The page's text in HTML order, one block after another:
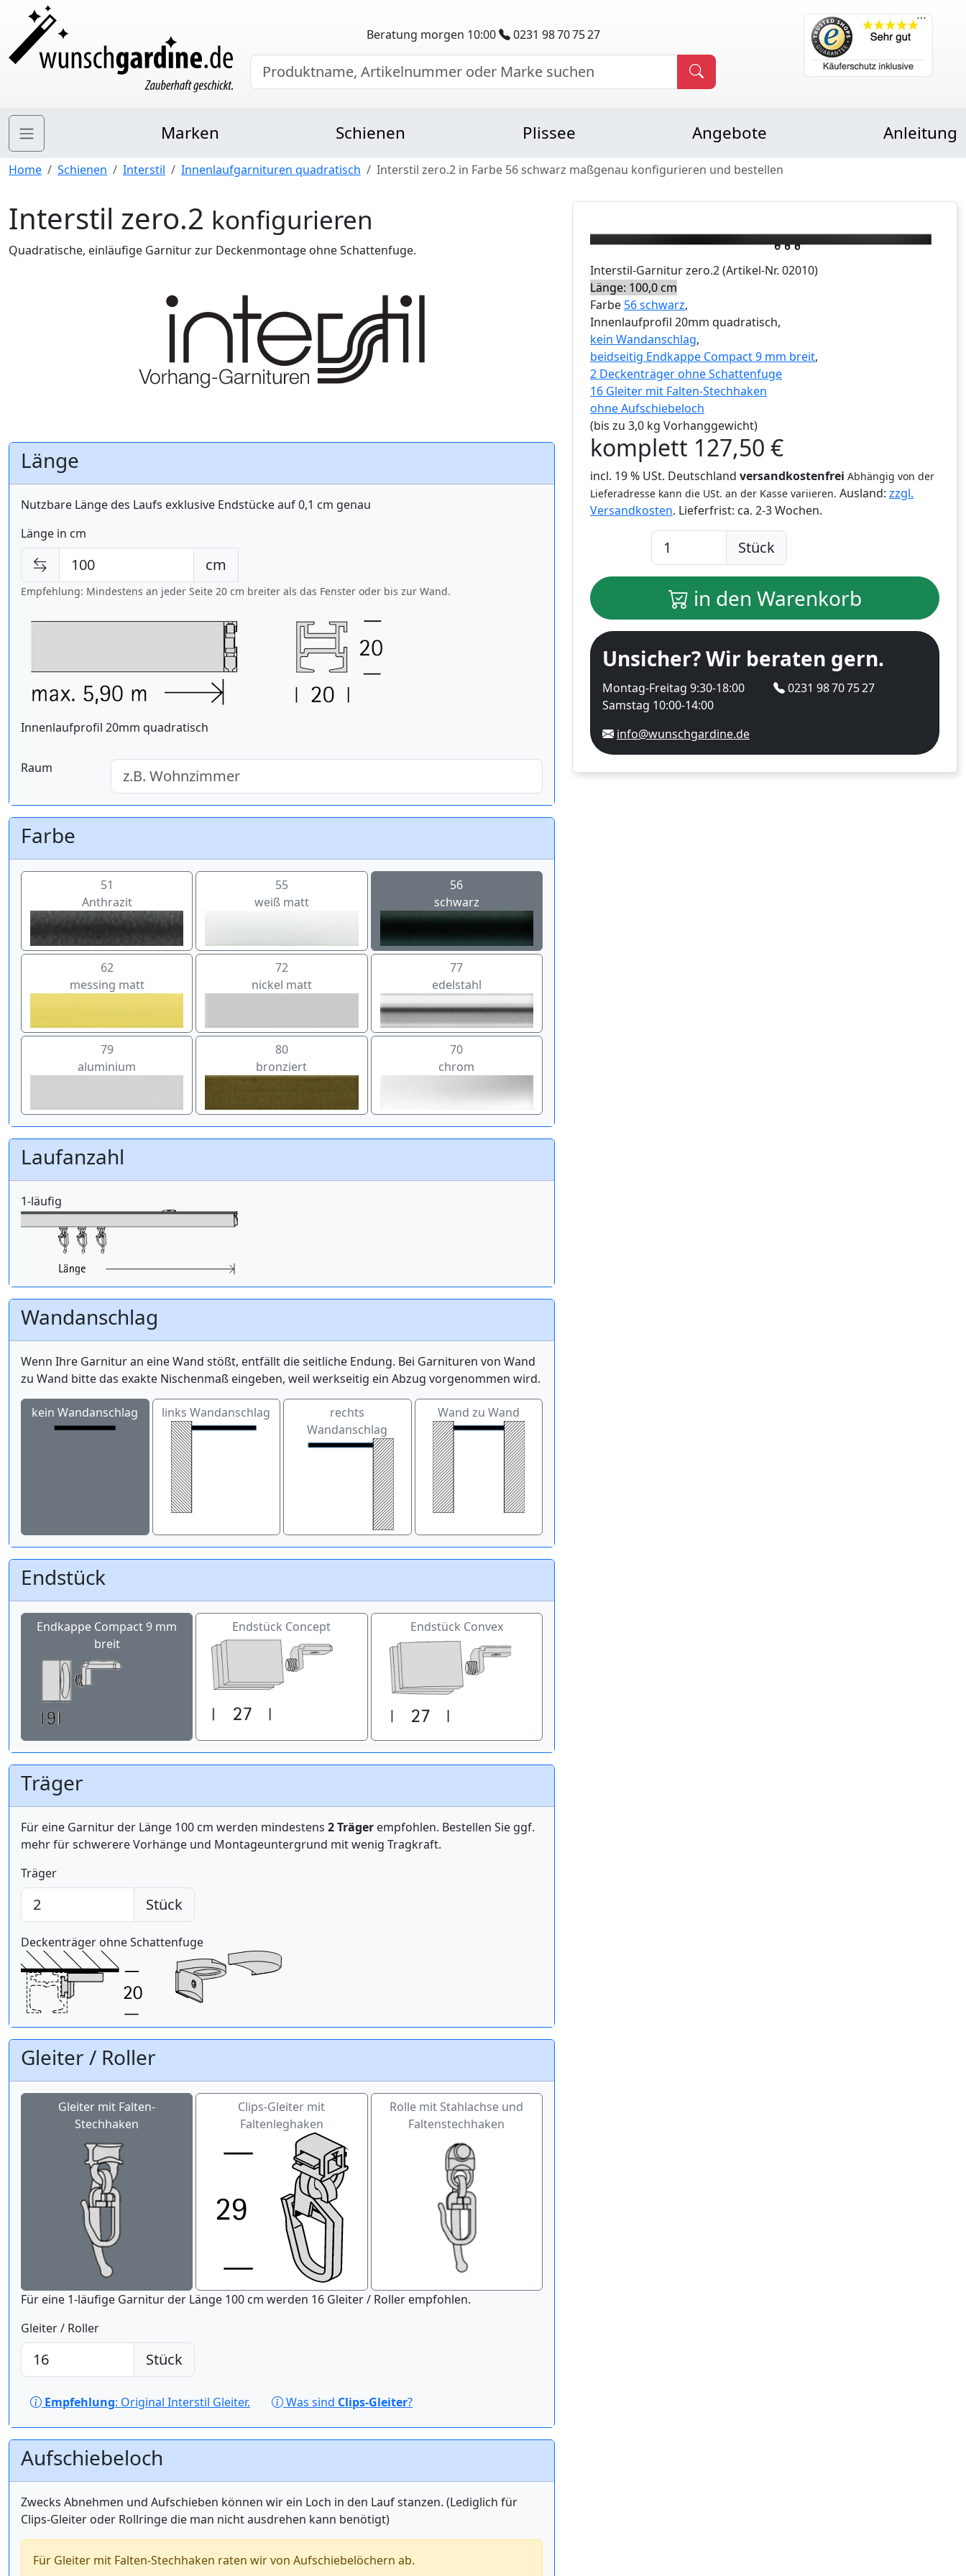
Beratung morgen 10:00 0231 98 70 75 27
Marken Schienen Plissee Angebote Anleitung
Home Schienen Interstil Innenlaufgarnituren quadratisch Interstil zero.2 in Farbe 56 schwarz maßgenau konfigurieren und bestellen
Interstil zero.2 konfigurieren
Quadratische, einläufige Garnitur zur Deckenmontage ohne Schattenfuge.
Länge
Nutzbare Länge des Laufs exklusive Endstücke auf 0,1 cm genau
Länge in cm
cm
Empfehlung: Mindestens an jeder Seite 20 cm breiter als das Fenster oder bis zur Wand.
Innenlaufprofil 20mm quadratisch
Raum
Farbe
51
Anthrazit
55
weiß matt
56
schwarz
62
messing matt
72
nickel matt
77
edelstahl
79
aluminium
80
bronziert
70
chrom
Laufanzahl
1-läufig
Wandanschlag
Wenn Ihre Garnitur an eine Wand stößt, entfällt die seitliche Endung. Bei Garnituren von Wand
zu Wand bitte das exakte Nischenmaß eingeben, weil werkseitig ein Abzug vorgenommen wird.
kein Wandanschlag links Wandanschlag
rechts
Wandanschlag
Wand zu Wand
Endstück
Endkappe Compact 9 mm
breit
Endstück Concept Endstück Convex
Träger
Für eine Garnitur der Länge 100 cm werden mindestens 2 Träger empfohlen. Bestellen Sie ggf.
mehr für schwerere Vorhänge und Montageuntergrund mit wenig Tragkraft.
Träger
Stück
Deckenträger ohne Schattenfuge
Gleiter / Roller
Gleiter mit Falten-
Stechhaken
Clips-Gleiter mit
Faltenleghaken
Rolle mit Stahlachse und
Faltenstechhaken
Für eine 1-läufige Garnitur der Länge 100 cm werden 16 Gleiter / Roller empfohlen.
Gleiter / Roller
Stück
Empfehlung: Original Interstil Gleiter. Was sind Clips-Gleiter?
Aufschiebeloch
Zwecks Abnehmen und Aufschieben können wir ein Loch in den Lauf stanzen. (Lediglich für
Clips-Gleiter oder Rollringe die man nicht ausdrehen kann benötigt)
Für Gleiter mit Falten-Stechhaken raten wir von Aufschiebelöchern ab.
Interstil-Garniturzero.2(Artikel-Nr. 02010)
Länge: 100,0 cm
Farbe 56 schwarz,
Innenlaufprofil 20mm quadratisch,
kein Wandanschlag,
beidseitig Endkappe Compact 9 mm breit,
2 Deckenträger ohne Schattenfuge
16 Gleiter mit Falten-Stechhaken
ohne Aufschiebeloch
(bis zu 3,0 kg Vorhanggewicht)
komplett 127,50 €
incl. 19 % USt. Deutschland versandkostenfrei Abhängig von der
Lieferadresse kann die USt. an der Kasse variieren. Ausland: zzgl.
Versandkosten. Lieferfrist: ca. 2-3 Wochen.
Stück
in den Warenkorb
Unsicher? Wir beraten gern.
Montag-Freitag 9:30-18:00
Samstag 10:00-14:00
0231 98 70 75 27
info@wunschgardine.de